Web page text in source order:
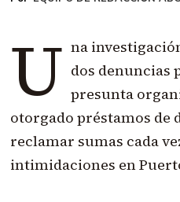
U na
dos denuncias
presunta
otorgado préstamos de
reclamar sumas cada
intimidaciones en